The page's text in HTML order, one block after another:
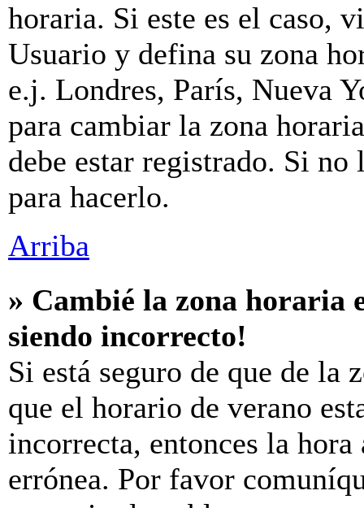
horaria. Si este es el caso,
Usuario y defina su zona
e.j. Londres, París, Nueva
para cambiar la zona
debe estar registrado. Si no
para hacerlo.
Arriba
» Cambié la zona horaria
siendo incorrecto!
Si está seguro de que de la
que el horario de verano
incorrecta, entonces la
errónea. Por favor